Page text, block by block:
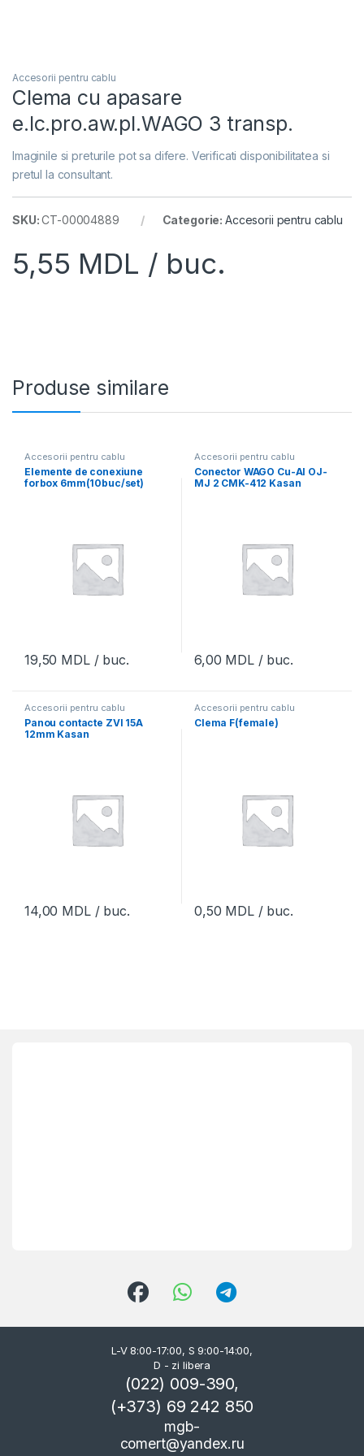
Accesorii pentru cablu
Clema cu apasare
e.lc.pro.aw.pl.WAGO 3 transp.
Imaginile si preturile pot sa difere. Verificati disponibilitatea si
pretul la consultant.
SKU:CT-00004889 Categorie: Accesorii pentru cablu
5,55 MDL / buc.
Produse similare
Accesorii pentru cablu
Elemente de conexiune
forbox 6mm(10buc/set)
19,50 MDL/ buc.
Accesorii pentru cablu
Conector WAGO Cu-Al OJ-
MJ 2 CMK-412 Kasan
6,00 MDL/ buc.
Accesorii pentru cablu
Panou contacte ZVI 15A
12mm Kasan
14,00 MDL/ buc.
Accesorii pentru cablu
Clema F(female)
0,50 MDL/ buc.
L-V 8:00-17:00, S 9:00-14:00,
D - zi libera
(022) 009-390,
(+373) 69 242 850
mgb-
comert@yandex.ru